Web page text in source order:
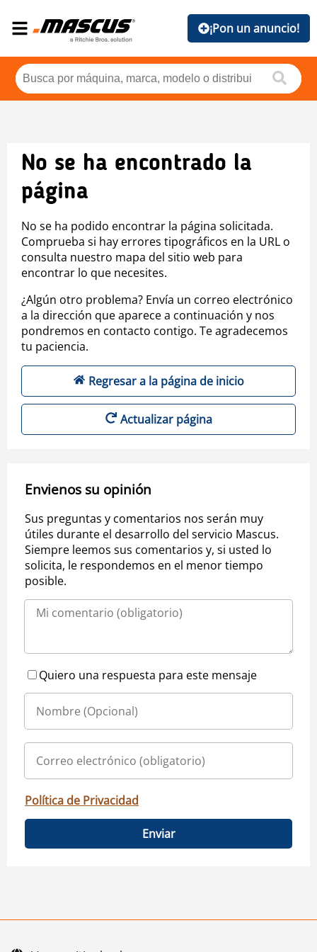
¡Pon un anuncio!
No se ha encontrado la
página
No se ha podido encontrar la página solicitada.
Comprueba si hay errores tipográficos en la URL o
consulta nuestro mapa del sitio web para
encontrar lo que necesites.
¿Algún otro problema? Envía un correo electrónico
a la dirección que aparece a continuación y nos
pondremos en contacto contigo. Te agradecemos
tu paciencia.
Regresar a la página de inicio
Actualizar página
Envienos su opinión
Sus preguntas y comentarios nos serán muy
útiles durante el desarrollo del servicio Mascus.
Siempre leemos sus comentarios y, si usted lo
solicita, le respondemos en el menor tiempo
posible.
Quiero una respuesta para este mensaje
Política de Privacidad
Enviar